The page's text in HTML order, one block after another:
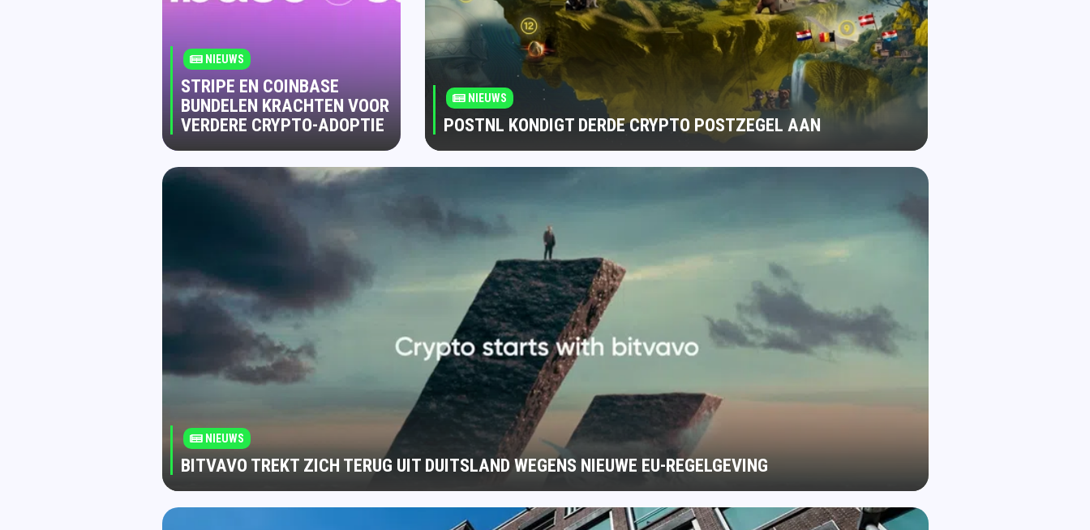
NIEUWS
STRIPE EN COINBASE
BUNDELEN KRACHTEN VOOR
VERDERE CRYPTO-ADOPTIE
NIEUWS
POSTNL KONDIGT DERDE CRYPTO POSTZEGEL AAN
NIEUWS
BITVAVO TREKT ZICH TERUG UIT DUITSLAND WEGENS NIEUWE EU-REGELGEVING